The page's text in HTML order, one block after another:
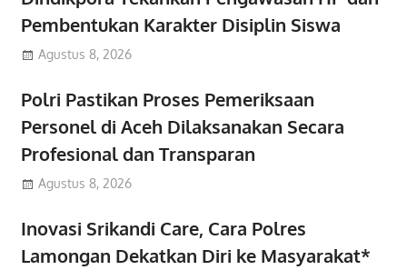
Pembentukan Karakter Disiplin Siswa
Agustus 8, 2026
Polri Pastikan Proses Pemeriksaan
Personel di Aceh Dilaksanakan Secara
Profesional dan Transparan
Agustus 8, 2026
Inovasi Srikandi Care, Cara Polres
Lamongan Dekatkan Diri ke Masyarakat*